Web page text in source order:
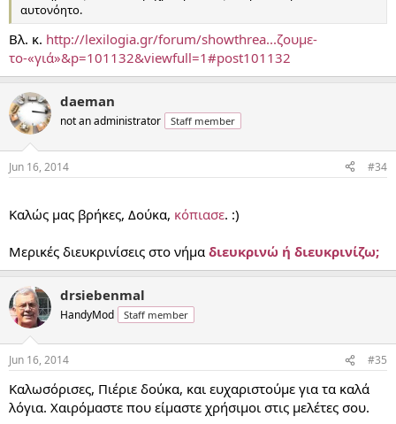
αυτονόητο.
Βλ. κ. http://lexilogia.gr/forum/showthrea...ζουμε-
το-«γιά»&p=101132&viewfull=1#post101132
daeman
not an administrator Staff member
Jun 16, 2014 #34
Καλώς μας βρήκες, Δούκα, κόπιασε. :)
Μερικές διευκρινίσεις στο νήμα διευκρινώ ή διευκρινίζω;
drsiebenmal
HandyMod Staff member
Jun 16, 2014 #35
Καλωσόρισες, Πιέριε δούκα, και ευχαριστούμε για τα καλά
λόγια. Χαιρόμαστε που είμαστε χρήσιμοι στις μελέτες σου.